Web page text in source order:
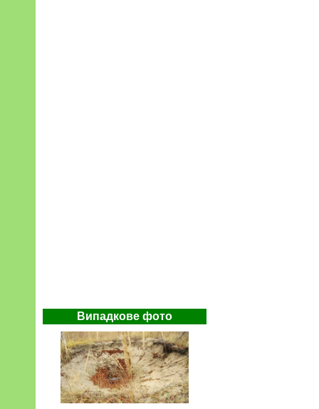
Випадкове фото